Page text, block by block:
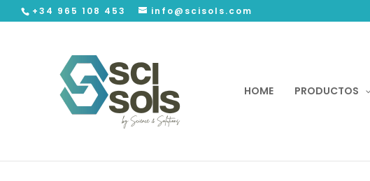
+34 965 108 453 info@scisols.com
HOME PRODUCTOS